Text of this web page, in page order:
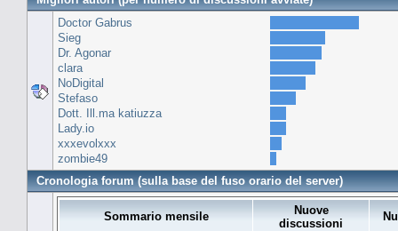
Doctor Gabrus
Sieg
Dr. Agonar
clara
NoDigital
Stefaso
Dott. Ill.ma katiuzza
Lady.io
xxxevolxxx
zombie49
Cronologia forum (sulla base del fuso orario del server)
Sommario mensile
Nuove
discussioni